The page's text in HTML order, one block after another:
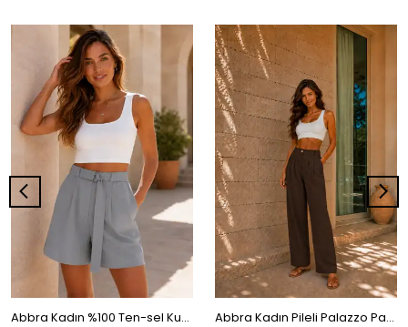
Abbra Kadın %100 Ten-sel Kuşaklı Şort Abbra Kadın Pileli Palazzo Pantolon